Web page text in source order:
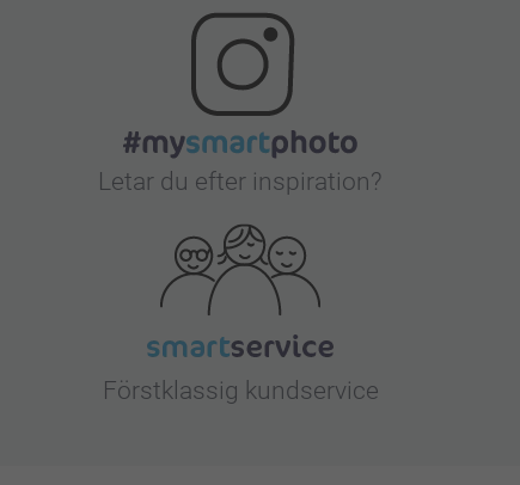
Letar du efter inspiration?
Förstklassig kundservice